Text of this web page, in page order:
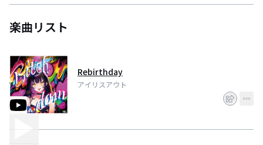
楽曲リスト
Rebirthday
アイリスアウト